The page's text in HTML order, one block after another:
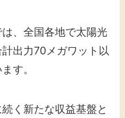
、全国各地で太陽光
出力70メガワット以
す。
く新たな収益基盤と